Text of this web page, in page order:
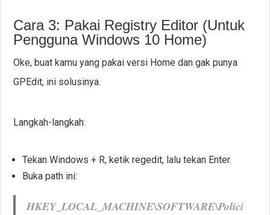
Cara 3: Pakai Registry Editor (Untuk
Pengguna Windows 10 Home)
Oke, buat kamu yang pakai versi Home dan gak punya
GPEdit, ini solusinya.
Langkah-langkah:
Tekan Windows + R, ketik regedit, lalu tekan Enter.
Buka path ini:
HKEY_LOCAL_MACHINE\SOFTWARE\Polici